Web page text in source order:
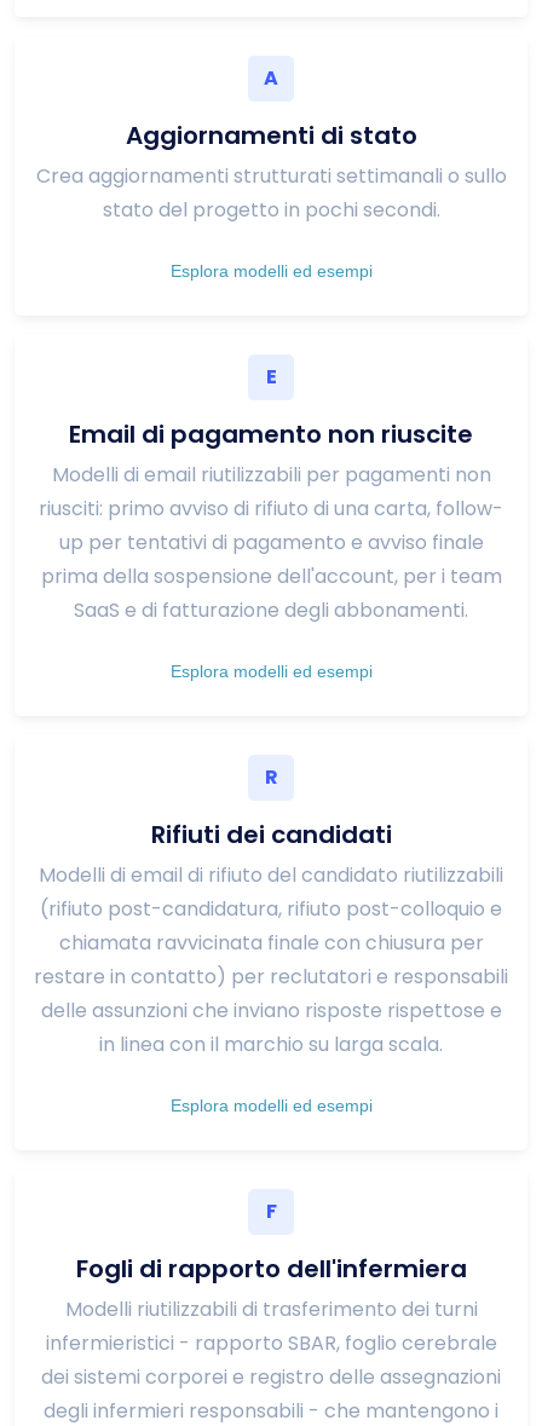
A
Aggiornamenti di stato
Crea aggiornamenti strutturati settimanali o sullo
stato del progetto in pochi secondi.
Esplora modelli ed esempi
E
Email di pagamento non riuscite
Modelli di email riutilizzabili per pagamenti non
riusciti: primo avviso di rifiuto di una carta, follow-
up per tentativi di pagamento e avviso finale
prima della sospensione dell'account, per i team
SaaS e di fatturazione degli abbonamenti.
Esplora modelli ed esempi
R
Rifiuti dei candidati
Modelli di email di rifiuto del candidato riutilizzabili
(rifiuto post-candidatura, rifiuto post-colloquio e
chiamata ravvicinata finale con chiusura per
restare in contatto) per reclutatori e responsabili
delle assunzioni che inviano risposte rispettose e
in linea con il marchio su larga scala.
Esplora modelli ed esempi
F
Fogli di rapporto dell'infermiera
Modelli riutilizzabili di trasferimento dei turni
infermieristici - rapporto SBAR, foglio cerebrale
dei sistemi corporei e registro delle assegnazioni
degli infermieri responsabili - che mantengono i